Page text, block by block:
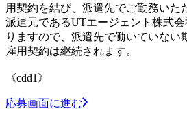
用契約を結び、派遣先でご勤務いた
派遣元であるUTエージェント株式
りますので、派遣先で働いていない
雇用契約は継続されます。
《cdd1》
応募画面に進む